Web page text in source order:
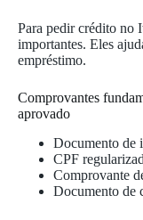
Para pedir crédito no
importantes. Eles
empréstimo.
Comprovantes
aprovado
Documento de
CPF
Comprovante
Documento de